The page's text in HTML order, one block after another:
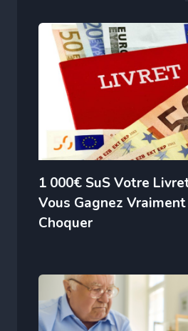
1 000€ SuS Votre
Vous Gagnez
Choquer